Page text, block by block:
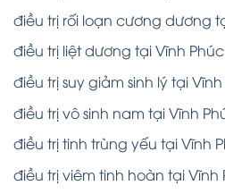
điều trị rối loạn cương dương
điều trị liệt dương tại Vĩnh Phúc
điều trị suy giảm sinh lý tại
điều trị vô sinh nam tại Vĩnh
điều trị tinh trùng yếu tại Vĩnh
điều trị viêm tinh hoàn tại Vĩnh